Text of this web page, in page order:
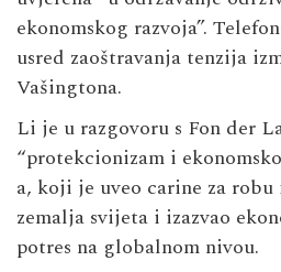
ekonomskog razvoja”.
usred zaoštravanja tenzija
Vašingtona.
Li je u razgovoru s Fon der
“protekcionizam i
a, koji je uveo carine za
zemalja svijeta i izazvao
potres na globalnom nivou.